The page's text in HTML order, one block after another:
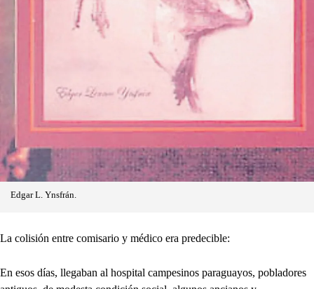
Edgar L. Ynsfrán.
La colisión entre comisario y médico era predecible:
En esos días, llegaban al hospital campesinos paraguayos, pobladores